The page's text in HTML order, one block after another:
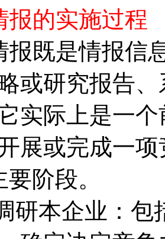
报的实施过程
既是情报信
或研究报告
实际上是一
展或完成一
阶段。
本企业：包